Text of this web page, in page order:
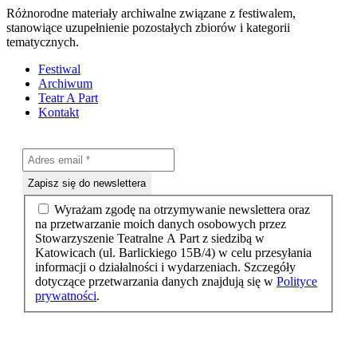
Różnorodne materiały archiwalne związane z festiwalem,
stanowiące uzupełnienie pozostałych zbiorów i kategorii
tematycznych.
Festiwal
Archiwum
Teatr A Part
Kontakt
Wyrażam zgodę na otrzymywanie newslettera oraz
na przetwarzanie moich danych osobowych przez
Stowarzyszenie Teatralne A Part z siedzibą w
Katowicach (ul. Barlickiego 15B/4) w celu przesyłania
informacji o działalności i wydarzeniach. Szczegóły
dotyczące przetwarzania danych znajdują się w Polityce
prywatności.